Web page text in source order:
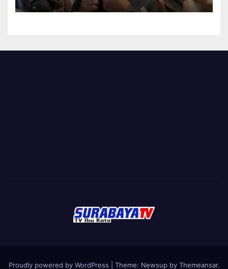
Proudly powered by WordPress Theme: Newsupby Themeansar.